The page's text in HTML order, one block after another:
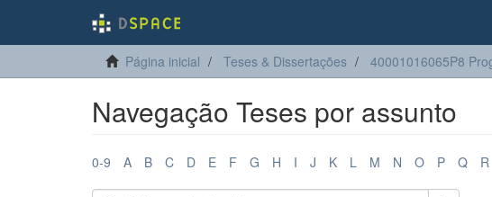
Página inicial Teses & Dissertações 40001016065P8
Navegação Teses por assunto
0-9 A B C D E F G H I J K L M N O P Q R